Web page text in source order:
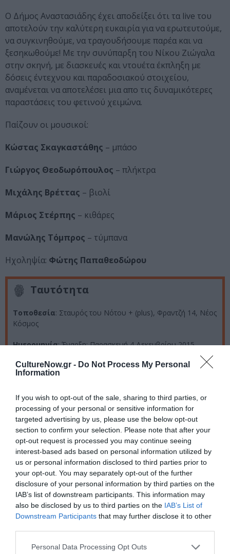
CultureNow.gr - Do Not Process My Personal
Information
If you wish to opt-out of the sale, sharing to third parties, or
processing of your personal or sensitive information for
targeted advertising by us, please use the below opt-out
section to confirm your selection. Please note that after your
opt-out request is processed you may continue seeing
interest-based ads based on personal information utilized by
us or personal information disclosed to third parties prior to
your opt-out. You may separately opt-out of the further
disclosure of your personal information by third parties on the
IAB’s list of downstream participants. This information may
also be disclosed by us to third parties on the IAB’s List of
Downstream Participants that may further disclose it to other
Personal Data Processing Opt Outs
Ο Δήμος Αναστασιάδης έχει αποδείξει ότι τα live του
αποτελούν την καλύτερη ευκαιρία για να ερωτευτούμε,
να συγκινηθούμε, να τραγουδήσουμε παρέα και να
ξεσηκωθούμε! Με την συνύπαρξη του Νίκου Ζιώγαλα
στην σκηνή, με διασκευές και ντουέτα έκπληξη με
δόσεις έντεχνου και παραδοσιακού στοιχείου,
αναμένεται να αποτελέσει μια απο τις δυναμικότερες
παραστάσεις του φετινού χειμώνα.
Παίζουν οι μουσικοί:
Κώστας Σκαγκαστάθης – μπάσο
Γιώργος Θεοδωρόπουλος – πλήκτρα
Μιχάλης Βρέττας – βιολί
Μάριος Στέρπης – κιθάρες
Μανώλης Τόμπρος – τύμπανα
Ηχοληψία: Φώτης Παπαθεοδώρου
Ταυτότητα
Τοποθεσία: Σταυρός του Νότου + (plus), Φραντζή 14, Νέος
Κόσμος
Ημερομηνία: Έναρξη: Παρασκευή 4 Δεκεμβρίου 2015
Μέρες & ώρες: Κάθε Παρασκευή στις 22.30
Πληροφορίες: Τηλ: 210 9226975
www.stn.gr
Ακολουθήστε το Culturenow.gr στοGoogle Newsκαι
μάθετε πρώτοι όλες τις ειδήσεις
Δείτε όλα τατελευταία νέαγια την Τέχνη και τον
Πολιτισμό στοCulturenow.gr
Νέοι Διαγωνισμοί ❯